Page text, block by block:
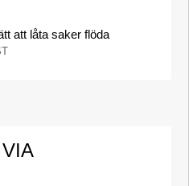
att låta saker flöda